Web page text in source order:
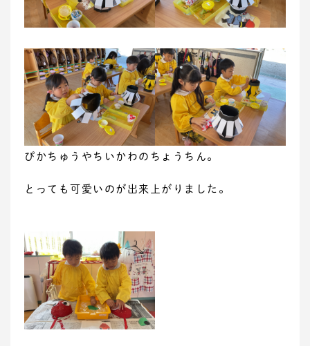
ぴかちゅうやちいかわのちょうちん。
とっても可愛いのが出来上がりました。